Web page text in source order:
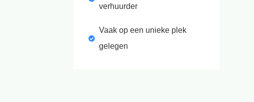
verhuurder
Vaak op een unieke plek
gelegen